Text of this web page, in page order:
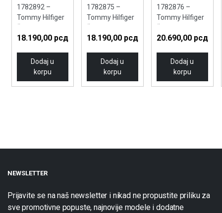
1782892 –
Tommy Hilfiger
18.190,00 рсд
Dodaj u
korpu
1782875 –
Tommy Hilfiger
18.190,00 рсд
Dodaj u
korpu
1782876 –
Tommy Hilfiger
20.690,00 рсд
Dodaj u
korpu
NEWSLETTER
Prijavite se na naš newsletter i nikad ne propustite priliku za
sve promotivne popuste, najnovije modele i dodatne